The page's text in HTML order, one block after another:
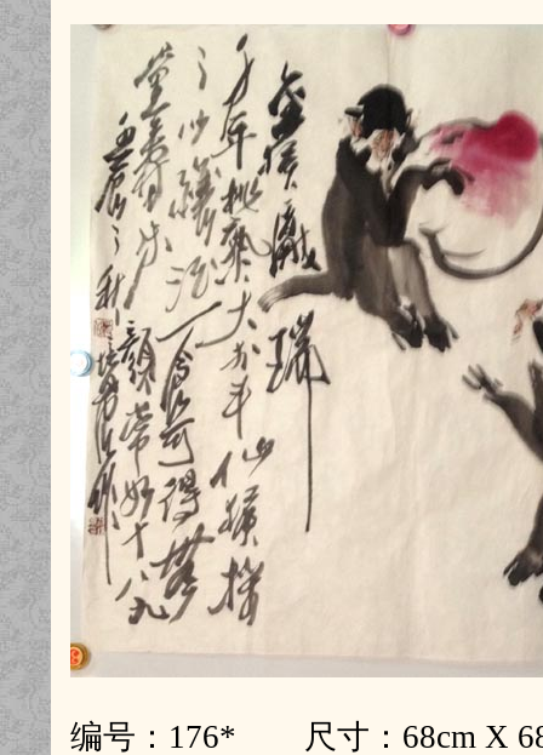
编号：176* 尺寸：68cm X